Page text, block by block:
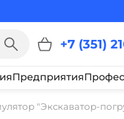
+7 (351)
Предприятия
"Экскаватор-